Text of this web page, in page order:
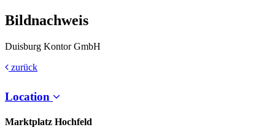
Bildnachweis
Duisburg Kontor GmbH
zurück
Location
Marktplatz Hochfeld